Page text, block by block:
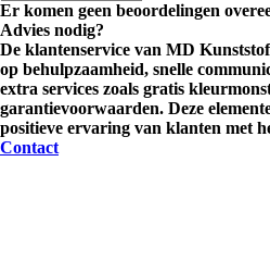
Er komen geen beoordelingen
Advies nodig?
De klantenservice van MD
op behulpzaamheid, snelle
extra services zoals gratis
garantievoorwaarden. Deze
positieve ervaring van klanten met
Contact